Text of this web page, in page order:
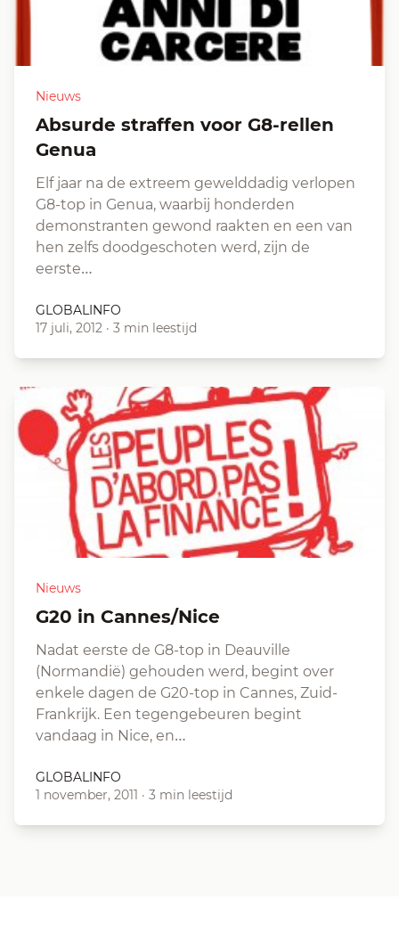
Nieuws
Absurde straffen voor G8-rellen
Genua
Elf jaar na de extreem gewelddadig verlopen
G8-top in Genua, waarbij honderden
demonstranten gewond raakten en een van
hen zelfs doodgeschoten werd, zijn de
eerste…
GLOBALINFO
17 juli, 2012 · 3 min leestijd
Nieuws
G20 in Cannes/Nice
Nadat eerste de G8-top in Deauville
(Normandië) gehouden werd, begint over
enkele dagen de G20-top in Cannes, Zuid-
Frankrijk. Een tegengebeuren begint
vandaag in Nice, en…
GLOBALINFO
1 november, 2011 · 3 min leestijd